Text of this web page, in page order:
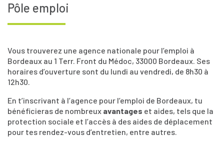
Pôle emploi
Vous trouverez une agence nationale pour l’emploi à
Bordeaux au 1 Terr. Front du Médoc, 33000 Bordeaux. Ses
horaires d’ouverture sont du lundi au vendredi, de 8h30 à
12h30.
En t’inscrivant à l’agence pour l’emploi de Bordeaux, tu
bénéficieras de nombreux avantages et aides, tels que la
protection sociale et l’accès à des aides de déplacement
pour tes rendez-vous d’entretien, entre autres.